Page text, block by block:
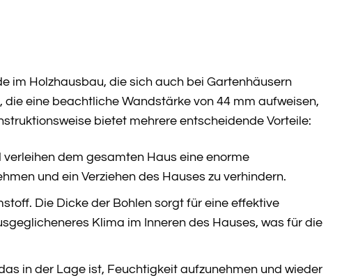
im Holzhausbau, die sich auch bei Gartenhäusern
eine beachtliche Wandstärke von 44 mm aufweisen,
bietet mehrere entscheidende Vorteile:
dem gesamten Haus eine enorme
und ein Verziehen des Hauses zu verhindern.
Die Dicke der Bohlen sorgt für eine effektive
Klima im Inneren des Hauses, was für die
in der Lage ist, Feuchtigkeit aufzunehmen und wieder